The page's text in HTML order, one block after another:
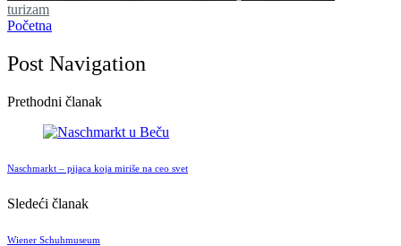
turizam
Početna
Post Navigation
Prethodni članak
Naschmarkt – pijaca koja miriše na ceo svet
Sledeći članak
Wiener Schuhmuseum